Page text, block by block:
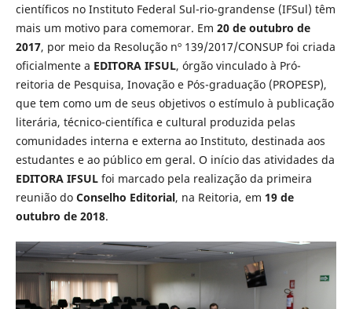
científicos no Instituto Federal Sul-rio-grandense (IFSul) têm
mais um motivo para comemorar. Em 20 de outubro de
2017, por meio da Resolução nº 139/2017/CONSUP foi criada
oficialmente a EDITORA IFSUL, órgão vinculado à Pró-
reitoria de Pesquisa, Inovação e Pós-graduação (PROPESP),
que tem como um de seus objetivos o estímulo à publicação
literária, técnico-científica e cultural produzida pelas
comunidades interna e externa ao Instituto, destinada aos
estudantes e ao público em geral. O início das atividades da
EDITORA IFSULfoi marcado pela realização da primeira
reunião do Conselho Editorial, na Reitoria, em 19 de
outubro de 2018.